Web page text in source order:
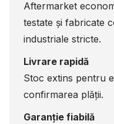
Aftermarket
testate și fabricate
industriale stricte.
Livrare rapidă
Stoc extins pentru
confirmarea plății.
Garanție fiabilă